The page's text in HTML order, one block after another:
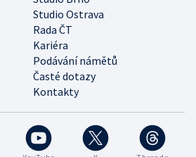
Studio Ostrava
Rada ČT
Kariéra
Podávání námětů
Časté dotazy
Kontakty